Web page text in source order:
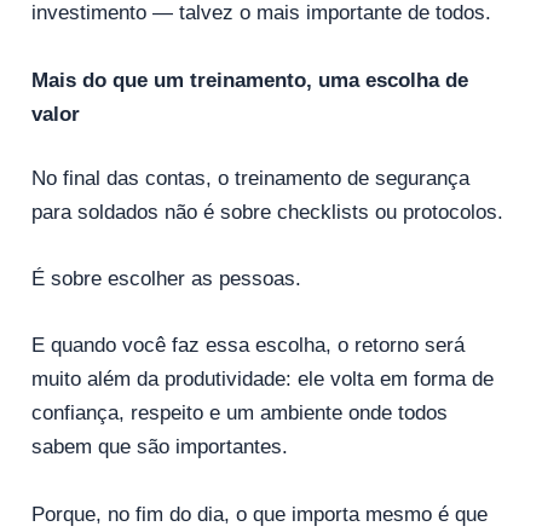
investimento — talvez o mais importante de todos.
Mais do que um treinamento, uma escolha de
valor
No final das contas, o treinamento de segurança
para soldados não é sobre checklists ou protocolos.
É sobre escolher as pessoas.
E quando você faz essa escolha, o retorno será
muito além da produtividade: ele volta em forma de
confiança, respeito e um ambiente onde todos
sabem que são importantes.
Porque, no fim do dia, o que importa mesmo é que